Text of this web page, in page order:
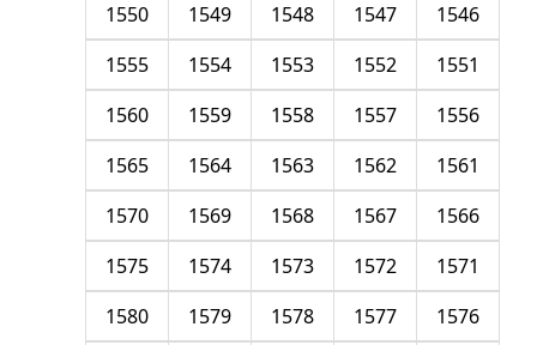
1546
1547
1548
1549
1550
1551
1552
1553
1554
1555
1556
1557
1558
1559
1560
1561
1562
1563
1564
1565
1566
1567
1568
1569
1570
1571
1572
1573
1574
1575
1576
1577
1578
1579
1580